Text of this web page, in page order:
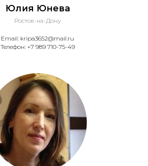
Юлия Юнева
Ростов-на-Дону
Email: kripa3652@mail.ru
Телефон: +7 989 710-75-49